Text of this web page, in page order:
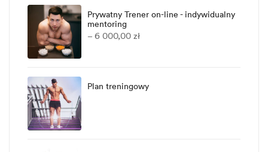
Prywatny Trener on-line - indywidualny
mentoring
– 6 000,00 zł
Plan treningowy